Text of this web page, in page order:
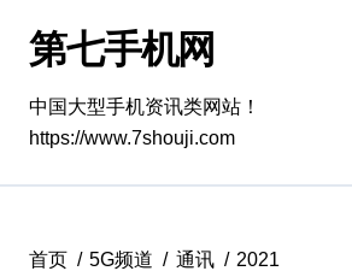
第七手机网
中国大型手机资讯类网站！
https://www.7shouji.com
首页 5G频道 通讯
2021